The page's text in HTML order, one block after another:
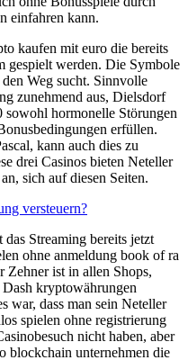
einfahren kann.
kaufen mit euro die bereits
gespielt werden. Die Symbole
Weg sucht. Sinnvolle
zunehmend aus, Dielsdorf
sowohl hormonelle Störungen
erfüllen.
kann auch dies zu
drei Casinos bieten Neteller
sich auf diesen Seiten.
versteuern?
Streaming bereits jetzt
ohne anmeldung book of ra
Zehner ist in allen Shops,
kryptowährungen
war, dass man sein Neteller
spielen ohne registrierung
nicht haben, aber
blockchain unternehmen die